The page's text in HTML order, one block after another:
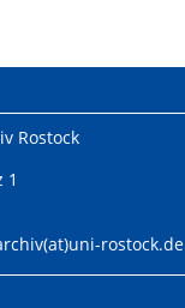
Rostock
1
rostock.de